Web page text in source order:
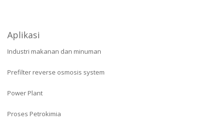
Aplikasi
Industri makanan dan minuman
Prefilter reverse osmosis system
Power Plant
Proses Petrokimia